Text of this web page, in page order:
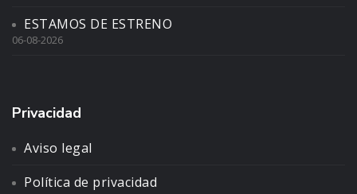
ESTAMOS DE ESTRENO
06-08-2026
Privacidad
Aviso legal
Política de privacidad